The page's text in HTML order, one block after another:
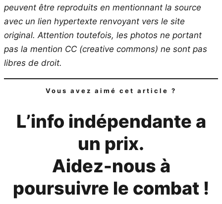
peuvent être reproduits en mentionnant la source
avec un lien hypertexte renvoyant vers le site
original. Attention toutefois, les photos ne portant
pas la mention CC (creative commons) ne sont pas
libres de droit.
Vous avez aimé cet article ?
L’info indépendante a
un prix.
Aidez-nous à
poursuivre le combat !